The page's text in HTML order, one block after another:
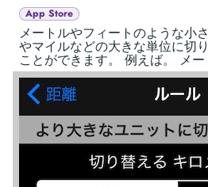
App Store
メートルやフィートのような小
やマイルなどの大きな単位に切
ことができます。 例えば。 メー